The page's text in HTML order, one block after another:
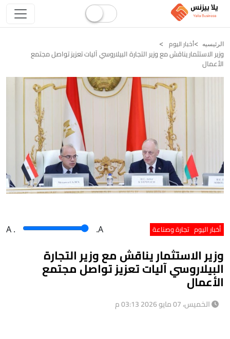
الرئيسيه أخبار اليوم
وزير الاستثمار يناقش مع وزير التجارة البيلاروسي آليات تعزيز تواصل مجتمع
الأعمال
أخبار اليوم تجارة وصناعة A . .A
وزير الاستثمار يناقش مع وزير التجارة
البيلاروسي آليات تعزيز تواصل مجتمع
الأعمال
الخميس، 07 مايو 2026 03:13 م